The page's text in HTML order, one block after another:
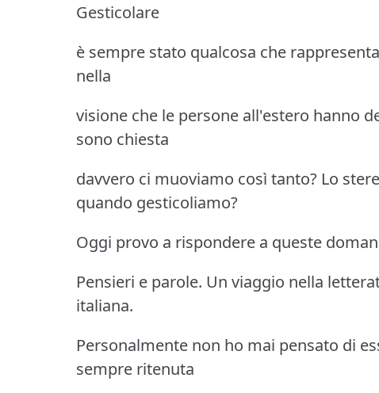
Gesticolare
è sempre stato qualcosa che
nella
visione che le persone all'estero hanno
sono chiesta
davvero ci muoviamo così tanto? Lo
quando gesticoliamo?
Oggi provo a rispondere a queste
Pensieri e parole. Un viaggio nella
italiana.
Personalmente non ho mai pensato di
sempre ritenuta